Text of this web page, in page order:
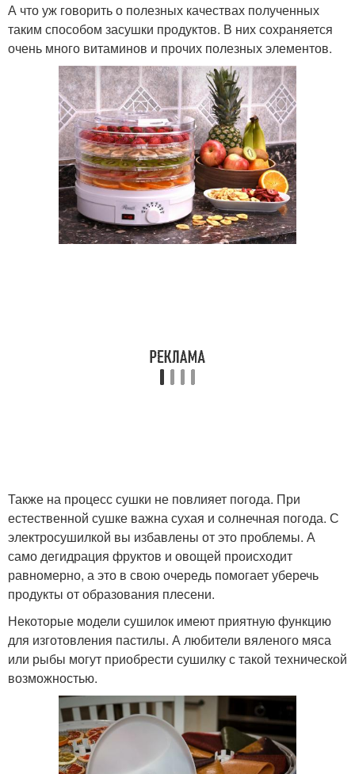
А что уж говорить о полезных качествах полученных
таким способом засушки продуктов. В них сохраняется
очень много витаминов и прочих полезных элементов.
Также на процесс сушки не повлияет погода. При
естественной сушке важна сухая и солнечная погода. С
электросушилкой вы избавлены от это проблемы. А
само дегидрация фруктов и овощей происходит
равномерно, а это в свою очередь помогает уберечь
продукты от образования плесени.
Некоторые модели сушилок имеют приятную функцию
для изготовления пастилы. А любители вяленого мяса
или рыбы могут приобрести сушилку с такой технической
возможностью.